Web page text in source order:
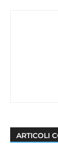
ARTICOLI